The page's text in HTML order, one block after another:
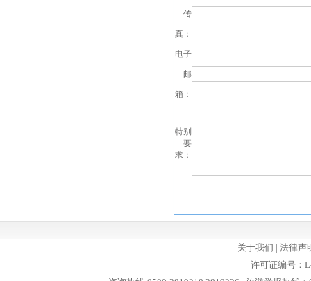
传
真：
电子
邮
箱：
特别
要
求：
关于我们 | 法律声
许可证编号：